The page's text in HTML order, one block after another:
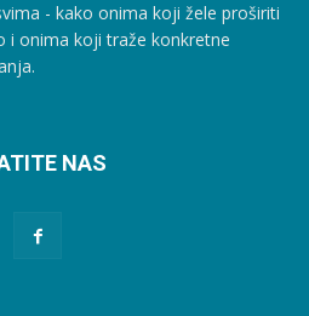
- kako onima koji žele proširiti
i onima koji traže konkretne
NAS